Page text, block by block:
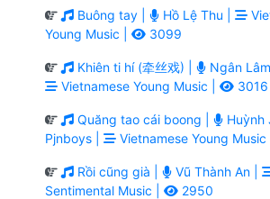
Buông tay | Hồ Lệ Thu |
Young Music |
3099
Khiên ti hí (牵丝戏) |
Ngân
Vietnamese Young Music |
3016
Quăng tao cái boong |
Huỳnh
Pjnboys |
Vietnamese Young Music |
Rồi cũng già | Vũ Thành An |
Sentimental Music |
2950